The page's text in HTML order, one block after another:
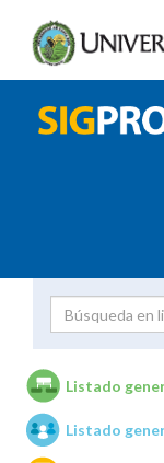
Unidades
Listado
Listado